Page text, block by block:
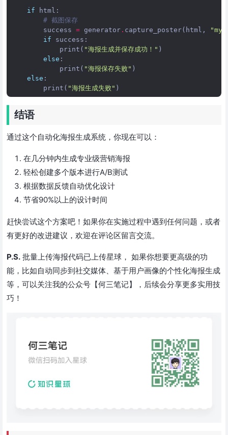
if html :
# 截图保存
success = generator . capture_poster( html ,
if
success :
print ( "海报生成并保存成功！" )
else :
print ( "海报保存失败" )
else :
print ( "海报生成失败" )
结语
通过这个自动化海报生成系统，你现在可以：
在几分钟内生成专业级营销海报
轻松创建多个版本进行A/B测试
根据数据反馈自动优化设计
节省90%以上的设计时间
赶快尝试这个方案吧！如果你在实施过程中遇到任何问题，或者
有更好的改进建议，欢迎在评论区留言交流。
P.S. 批量上传海报代码已上传星球， 如果你想要更高级的功
能，比如自动同步到社交媒体、基于用户画像的个性化海报生成
等，可以关注我的公众号【何三笔记】，后续会分享更多实用技
巧！